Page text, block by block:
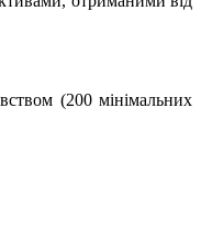
(200 мінімальних